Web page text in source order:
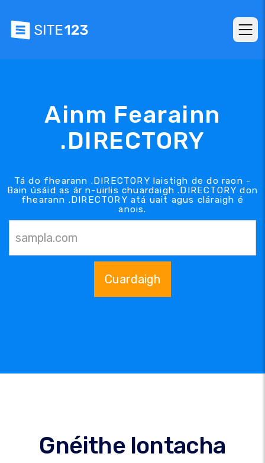
Ainm Fearainn
.DIRECTORY
Tá do fhearann .DIRECTORY laistigh de do raon -
Bain úsáid as ár n-uirlis chuardaigh .DIRECTORY don
fhearann .DIRECTORY atá uait agus cláraigh é
anois.
Cuardaigh
Gnéithe Iontacha